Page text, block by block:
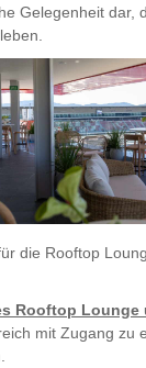
Gelegenheit dar,
die Rooftop
Rooftop Lounge
mit Zugang zu